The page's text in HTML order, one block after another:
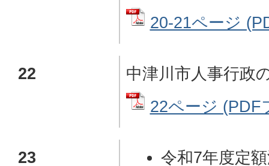
20-21ページ
22
中津川市人事行政
22ページ (PDF
23
令和7年度定